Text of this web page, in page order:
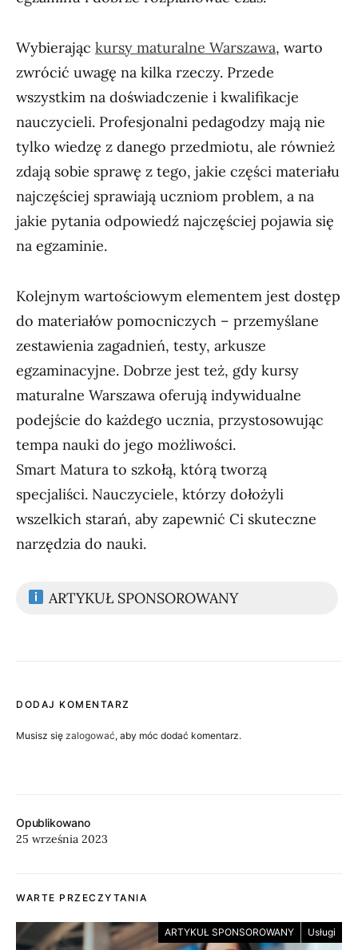
Opublikowano
25 września 2023
Wybierając kursy maturalne Warszawa, warto
zwrócić uwagę na kilka rzeczy. Przede
wszystkim na doświadczenie i kwalifikacje
nauczycieli. Profesjonalni pedagodzy mają nie
tylko wiedzę z danego przedmiotu, ale również
zdają sobie sprawę z tego, jakie części materiału
najczęściej sprawiają uczniom problem, a na
jakie pytania odpowiedź najczęściej pojawia się
na egzaminie.
Kolejnym wartościowym elementem jest dostęp
do materiałów pomocniczych – przemyślane
zestawienia zagadnień, testy, arkusze
egzaminacyjne. Dobrze jest też, gdy kursy
maturalne Warszawa oferują indywidualne
podejście do każdego ucznia, przystosowując
tempa nauki do jego możliwości.
Smart Matura to szkołą, którą tworzą
specjaliści. Nauczyciele, którzy dołożyli
wszelkich starań, aby zapewnić Ci skuteczne
narzędzia do nauki.
ARTYKUŁ SPONSOROWANY
DODAJ KOMENTARZ
Musisz się zalogować, aby móc dodać komentarz.
WARTE PRZECZYTANIA
ARTYKUŁ SPONSOROWANY Usługi